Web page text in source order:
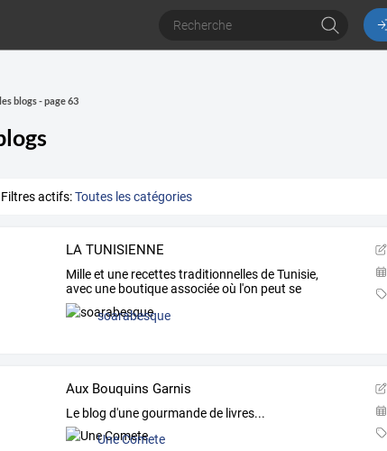
blogs - page 63
Filtres actifs:Toutes les catégories
LA TUNISIENNE
Milleet une recettestraditionnellesdeTunisie,
avec une boutiqueassociéeoù l'on peut se
procurer
soarabesque
Aux Bouquins Garnis
Le blog d'une gourmande de livres...
Une Comete